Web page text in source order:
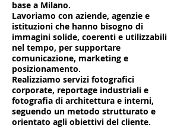
base a Milano.
Lavoriamo con aziende, agenzie e
istituzioni che hanno bisogno di
immagini solide, coerenti e utilizzabili
nel tempo, per supportare
comunicazione, marketing e
posizionamento.
Realizziamo servizi fotografici
corporate, reportage industriali e
fotografia di architettura e interni,
seguendo un metodo strutturato e
orientato agli obiettivi del cliente.